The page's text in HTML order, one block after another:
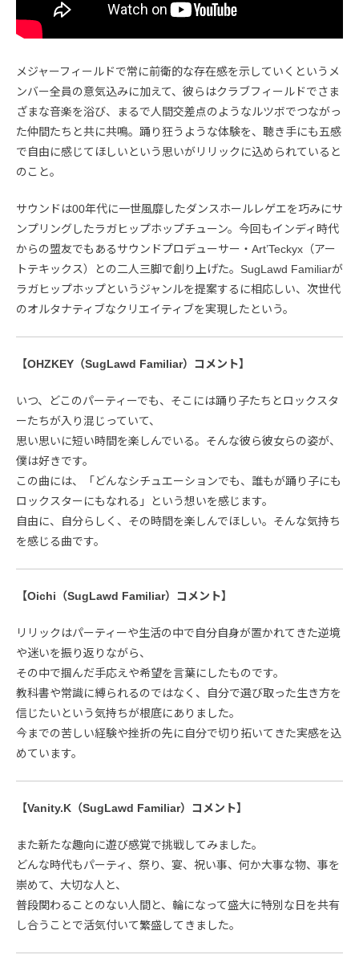
メジャーフィールドで常に前衛的な存在感を示していくというメ
ンバー全員の意気込みに加えて、彼らはクラブフィールドでさま
ざまな音楽を浴び、まるで人間交差点のようなルツボでつながっ
た仲間たちと共に共鳴。踊り狂うような体験を、聴き手にも五感
で自由に感じてほしいという思いがリリックに込められていると
のこと。
サウンドは00年代に一世風靡したダンスホールレゲエを巧みにサ
ンプリングしたラガヒップホップチューン。今回もインディ時代
からの盟友でもあるサウンドプロデューサー・Art’Teckyx（アー
トテキックス）との二人三脚で創り上げた。SugLawd Familiarが
ラガヒップホップというジャンルを提案するに相応しい、次世代
のオルタナティブなクリエイティブを実現したという。
【OHZKEY（SugLawd Familiar）コメント】
いつ、どこのパーティーでも、そこには踊り子たちとロックスタ
ーたちが入り混じっていて、
思い思いに短い時間を楽しんでいる。そんな彼ら彼女らの姿が、
僕は好きです。
この曲には、「どんなシチュエーションでも、誰もが踊り子にも
ロックスターにもなれる」という想いを感じます。
自由に、自分らしく、その時間を楽しんでほしい。そんな気持ち
を感じる曲です。
【Oichi（SugLawd Familiar）コメント】
リリックはパーティーや生活の中で自分自身が置かれてきた逆境
や迷いを振り返りながら、
その中で掴んだ手応えや希望を言葉にしたものです。
教科書や常識に縛られるのではなく、自分で選び取った生き方を
信じたいという気持ちが根底にありました。
今までの苦しい経験や挫折の先に自分で切り拓いてきた実感を込
めています。
【Vanity.K（SugLawd Familiar）コメント】
また新たな趣向に遊び感覚で挑戦してみました。
どんな時代もパーティ、祭り、宴、祝い事、何か大事な物、事を
崇めて、大切な人と、
普段関わることのない人間と、輪になって盛大に特別な日を共有
し合うことで活気付いて繁盛してきました。